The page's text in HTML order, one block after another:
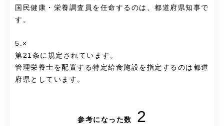
国民健康・栄養調査員を任命するのは、都道府県知事で
す。
5.×
第21条に規定されています。
管理栄養士を配置する特定給食施設を指定するのは都道
府県としています。
参考になった数 2